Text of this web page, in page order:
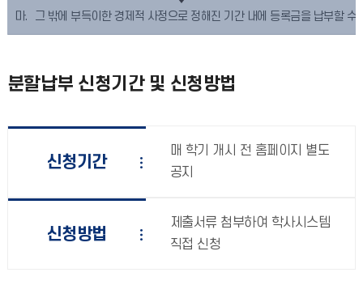
그 밖에 부득이한 경제적 사정으로 정해진 기간 내에 등록금을 납부할 수
분할납부 신청기간 및 신청방법
신청기간
매 학기 개시 전 홈페이지 별도
공지
신청방법
제출서류 첨부하여 학사시스템
직접 신청